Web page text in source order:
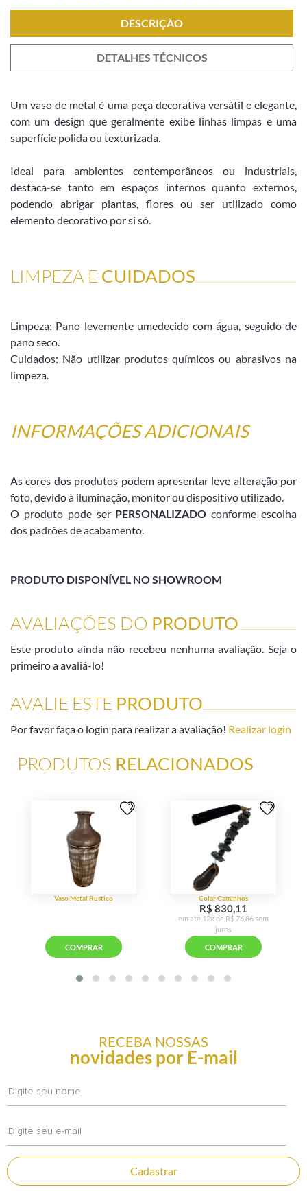
DESCRIÇÃO
DETALHES TÉCNICOS
Um vaso de metal é uma peça decorativa versátil e elegante,
com um design que geralmente exibe linhas limpas e uma
superfície polida ou texturizada.
Ideal para ambientes contemporâneos ou industriais,
destaca-se tanto em espaços internos quanto externos,
podendo abrigar plantas, flores ou ser utilizado como
elemento decorativo por si só.
LIMPEZA E CUIDADOS
Limpeza: Pano levemente umedecido com água, seguido de
pano seco.
Cuidados: Não utilizar produtos químicos ou abrasivos na
limpeza.
INFORMAÇÕES ADICIONAIS
As cores dos produtos podem apresentar leve alteração por
foto, devido à iluminação, monitor ou dispositivo utilizado.
O produto pode ser PERSONALIZADO conforme escolha
dos padrões de acabamento.
PRODUTO DISPONÍVEL NO SHOWROOM
AVALIAÇÕES DO PRODUTO
Este produto ainda não recebeu nenhuma avaliação. Seja o
primeiro a avaliá-lo!
AVALIE ESTE PRODUTO
Por favor faça o login para realizar a avaliação! Realizar login
PRODUTOS RELACIONADOS
RECEBA NOSSAS
novidades por E-mail
Cadastrar